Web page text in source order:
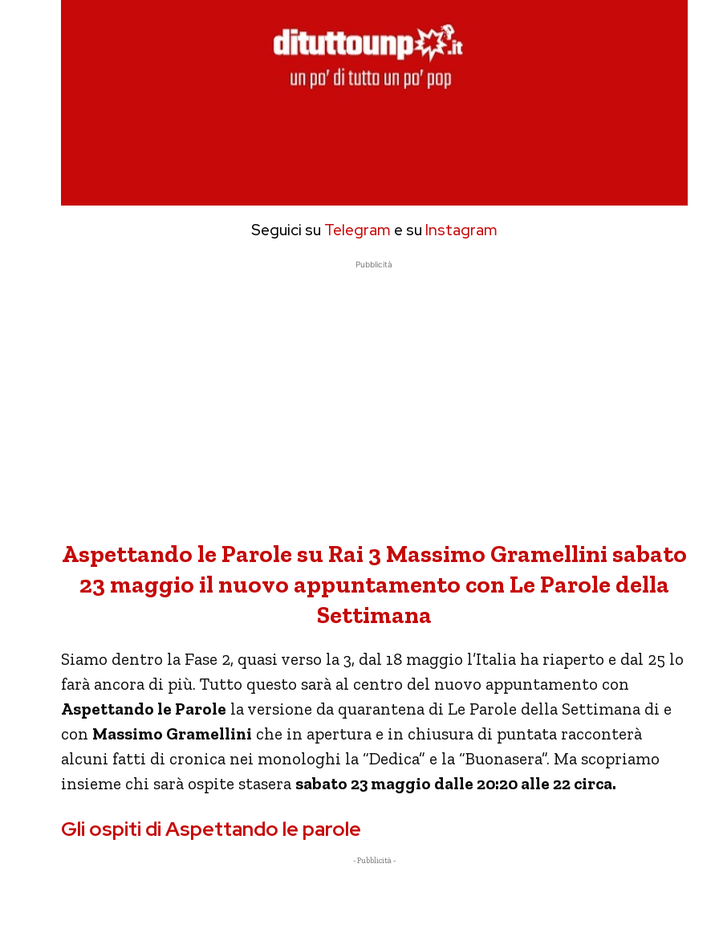
Seguici su Telegram e su Instagram
Pubblicità
Aspettando le Parole su Rai 3 Massimo Gramellini sabato
23 maggio il nuovo appuntamento con Le Parole della
Settimana
Siamo dentro la Fase 2, quasi verso la 3, dal 18 maggio l’Italia ha riaperto e dal 25 lo
farà ancora di più. Tutto questo sarà al centro del nuovo appuntamento con
Aspettando le Parole la versione da quarantena di Le Parole della Settimana di e
con Massimo Gramellini che in apertura e in chiusura di puntata racconterà
alcuni fatti di cronica nei monologhi la “Dedica” e la “Buonasera”. Ma scopriamo
insieme chi sarà ospite stasera sabato 23 maggio dalle 20:20 alle 22 circa.
Gli ospiti di Aspettando le parole
- Pubblicità -